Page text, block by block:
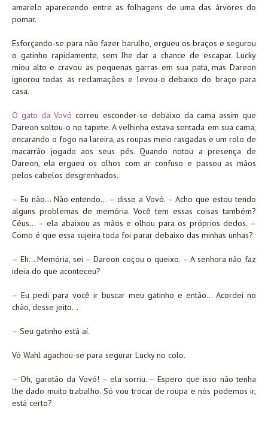
amarelo aparecendo entre as folhagens de uma das árvores do
pomar.
Esforçando-se para não fazer barulho, ergueu os braços e segurou
o gatinho rapidamente, sem lhe dar a chance de escapar. Lucky
miou alto e cravou as pequenas garras em sua pata, mas Dareon
ignorou todas as reclamações e levou-o debaixo do braço para
casa.
O gato da Vovó correu esconder-se debaixo da cama assim que
Dareon soltou-o no tapete. A velhinha estava sentada em sua cama,
encarando o fogo na lareira, as roupas meio rasgadas e um rolo de
macarrão jogado aos seus pés. Quando notou a presença de
Dareon, ela ergueu os olhos com ar confuso e passou as mãos
pelos cabelos desgrenhados.
– Eu não… Não entendo… – disse a Vovó. – Acho que estou tendo
alguns problemas de memória. Você tem essas coisas também?
Céus… – ela abaixou as mãos e olhou para os próprios dedos. –
Como é que essa sujeira toda foi parar debaixo das minhas unhas?
– Eh… Memória, sei – Dareon coçou o queixo. – A senhora não faz
ideia do que aconteceu?
– Eu pedi para você ir buscar meu gatinho e então… Acordei no
chão, desse jeito…
– Seu gatinho está aí.
Vó Wahl agachou-se para segurar Lucky no colo.
– Oh, garotão da Vovó! – ela sorriu. – Espero que isso não tenha
lhe dado muito trabalho. Só vou trocar de roupa e nós podemos ir,
está certo?